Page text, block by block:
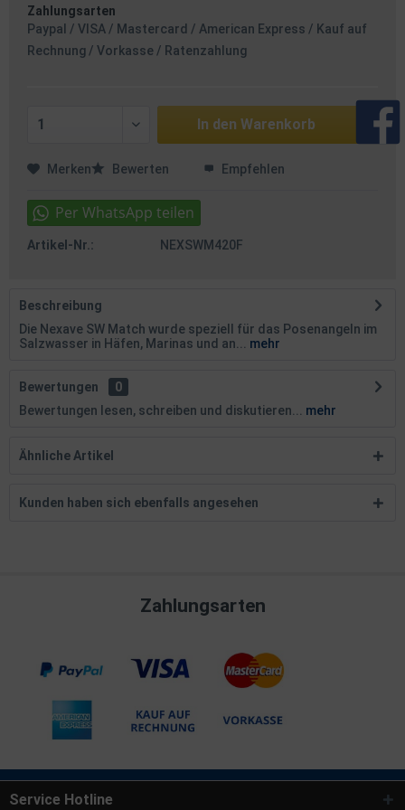
Zahlungsarten
Paypal / VISA / Mastercard / American Express / Kauf auf
Rechnung / Vorkasse / Ratenzahlung
In den Warenkorb
Merken Bewerten Empfehlen
Artikel-Nr.: NEXSWM420F
Beschreibung
Die Nexave SW Match wurde speziell für das Posenangeln im
Salzwasser in Häfen, Marinas und an...
mehr
Bewertungen
0
Bewertungen lesen, schreiben und diskutieren...
mehr
Ähnliche Artikel
Kunden haben sich ebenfalls angesehen
Zahlungsarten
Service Hotline